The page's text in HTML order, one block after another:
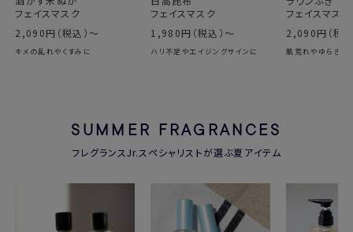
フェイスマスク
2,090円（税込）〜
キメの乱れやくすみに
フェイスマスク
1,980円（税込）〜
ハリ不足やエイジングサインに
フェイスマスク
2,090円（税
肌荒れやゆらぎに
SUMMER FRAGRANCES
フレグランスJr.スペシャリストが選ぶ夏アイテム